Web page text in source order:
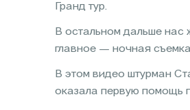
Гранд тур.
В остальном дальше нас
главное — ночная
В этом видео штурман
оказала первую помощь